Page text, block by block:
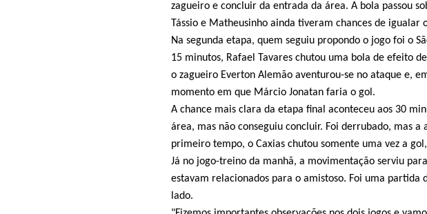
zagueiro e concluir da entrada da área. A bola passou
Tássio e Matheusinho ainda tiveram chances de igualar
Na segunda etapa, quem seguiu propondo o jogo foi o
15 minutos, Rafael Tavares chutou uma bola de efeito
o zagueiro Everton Alemão aventurou-se no ataque e,
momento em que Márcio Jonatan faria o gol.
A chance mais clara da etapa final aconteceu aos 30
área, mas não conseguiu concluir. Foi derrubado, mas
primeiro tempo, o Caxias chutou somente uma vez a
Já no jogo-treino da manhã, a movimentação serviu
estavam relacionados para o amistoso. Foi uma partida
lado.